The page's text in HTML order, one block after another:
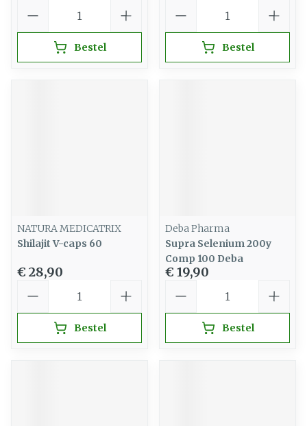
Bestel Bestel
NATURA MEDICATRIX
Shilajit V-caps 60
€ 28,90
Bestel
Deba Pharma
Supra Selenium 200y
Comp 100 Deba
€ 19,90
Bestel